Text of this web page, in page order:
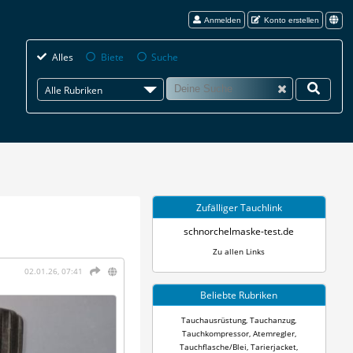
Anmelden Konto erstellen
Alles Biete Suche
Alle Rubriken
02.01.26, 07:41
Zufälliger Tauchlink
schnorchelmaske-test.de
Zu allen Links
Beliebte Rubriken
Tauchausrüstung, Tauchanzug,
Tauchkompressor, Atemregler,
Tauchflasche/Blei Tarierjacket